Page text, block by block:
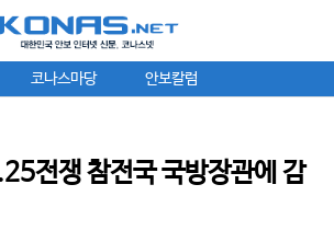
코나스마당 안보칼럼
전쟁 참전국 국방장관에 감